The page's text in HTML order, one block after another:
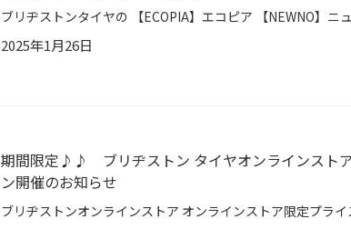
2025年1月26日
期間限定♪♪ ブリヂストン タイヤオンラインスト
ン開催のお知らせ